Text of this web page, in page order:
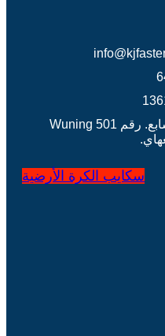
الغرفة 736 في الطابق السابع. رقم 501 Wuning
سكايب الكرة الأرضية